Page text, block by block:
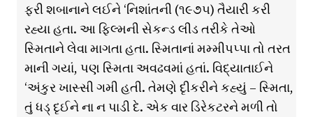
ફરી શબાનાને લઈને ‘નિશાંતની (૧૯૭૫) તૈયારી કરી
રહ્યા હતા. આ ફિલ્મની સેકન્ડ લીડ તરીકે તેઓ
સ્મિતાને લેવા માગતા હતા. સ્મિતાનાં મમ્મીપપ્પા તો તરત
માની ગયાં, પણ સ્મિતા અવઢવમાં હતાં. વિદ્યાતાઈને
‘અંકુર ખાસ્સી ગમી હતી. તેમણે દૃીકરીને કહ્યું – સ્મિતા,
તું ધડ્ દૃઈને ના ન પાડી દે. એક વાર ડિરેકટરને મળી તો